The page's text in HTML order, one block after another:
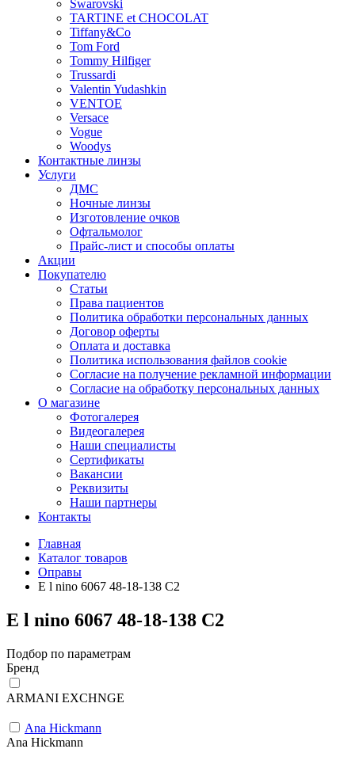
Swarovski
TARTINE et CHOCOLAT
Tiffany&Co
Tom Ford
Tommy Hilfiger
Trussardi
Valentin Yudashkin
VENTOE
Versace
Vogue
Woodys
Контактные линзы
Услуги
ДМС
Ночные линзы
Изготовление очков
Офтальмолог
Прайс-лист и способы оплаты
Акции
Покупателю
Статьи
Права пациентов
Политика обработки персональных данных
Договор оферты
Оплата и доставка
Политика использования файлов cookie
Согласие на получение рекламной информации
Согласие на обработку персональных данных
О магазине
Фотогалерея
Видеогалерея
Наши специалисты
Сертификаты
Вакансии
Реквизиты
Наши партнеры
Контакты
Главная
Каталог товаров
Оправы
E l nino 6067 48-18-138 C2
E l nino 6067 48-18-138 C2
Подбор по параметрам
Бренд
ARMANI EXCHNGE
Ana Hickmann
Ana Hickmann